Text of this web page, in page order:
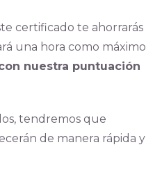
certificado te ahorrarás
una hora como máximo
nuestra puntuación
tendremos que
de manera rápida y